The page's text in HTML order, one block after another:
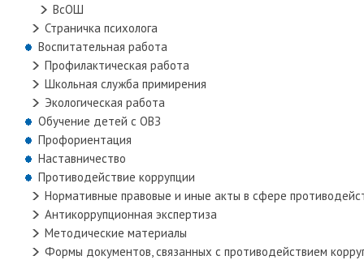
ВсОШ
Страничка психолога
Воспитательная работа
Профилактическая работа
Школьная служба примирения
Экологическая работа
Обучение детей с ОВЗ
Профориентация
Наставничество
Противодействие коррупции
Нормативные правовые и иные акты в сфере
Антикоррупционная экспертиза
Методические материалы
Формы документов, связанных с противодействием